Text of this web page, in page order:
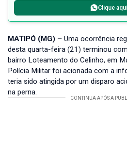
Clique aqui
MATIPÓ (MG) – Uma ocorrência
desta quarta-feira (21) terminou
bairro Loteamento do Celinho, em
Polícia Militar foi acionada com a
teria sido atingida por um disparo
na perna.